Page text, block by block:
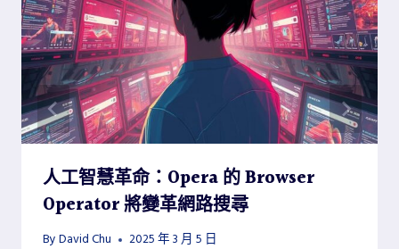
人工智慧革命：Opera 的 Browser
Operator 將變革網路搜尋
By David Chu 2025 年 3 月 5 日